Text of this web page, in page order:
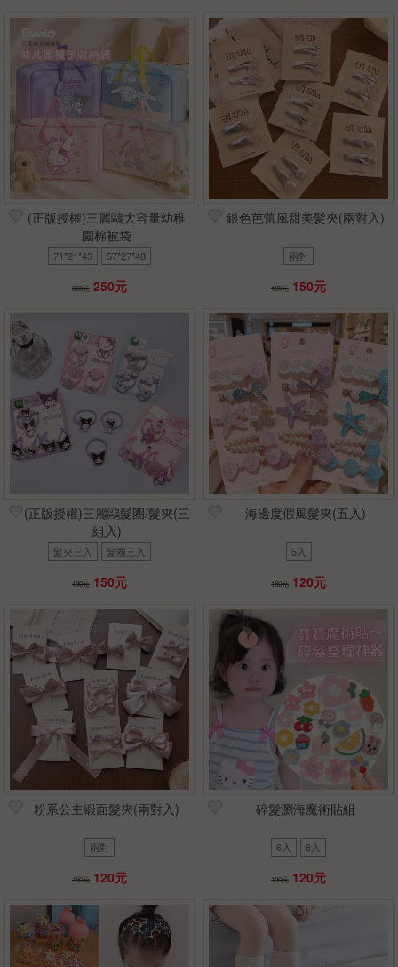
(正版授權)三麗鷗大容量幼稚
園棉被袋
71*21*43 57*27*48
390元 250元
銀色芭蕾風甜美髮夾(兩對入)
兩對
199元 150元
(正版授權)三麗鷗髮圈/髮夾(三
組入)
髮夾三入 髮圈三入
190元 150元
海邊度假風髮夾(五入)
5入
180元 120元
粉系公主緞面髮夾(兩對入)
兩對
180元 120元
碎髮瀏海魔術貼組
6入 8入
190元 120元